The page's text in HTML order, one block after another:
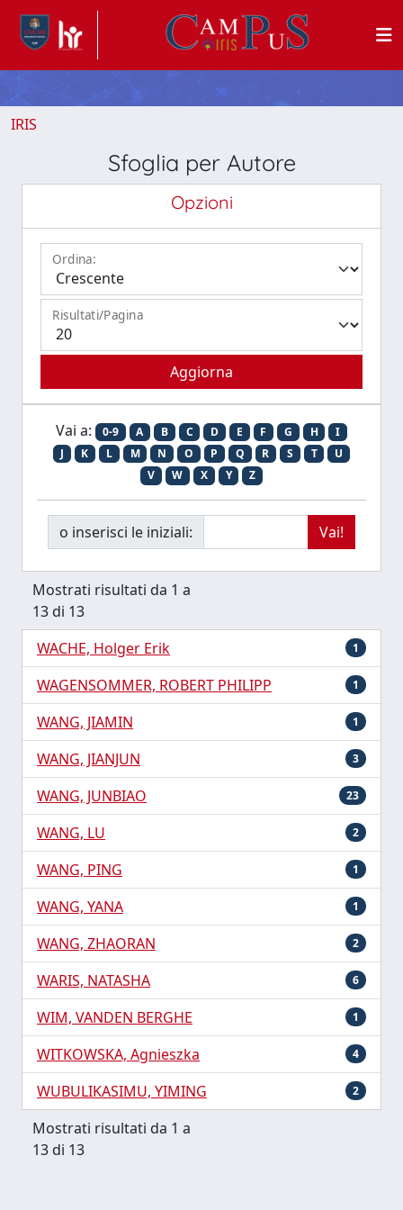
IRIS
Sfoglia per Autore
Opzioni
Ordina:
Risultati/Pagina
Vai a: 0-9 A B C D E F G H
I
J
K L M N O P Q R S T
U
V
W X Y Z
o inserisci le iniziali:
Mostrati risultati da 1 a
13 di 13
WACHE, Holger Erik
1
WAGENSOMMER, ROBERT PHILIPP 1
WANG, JIAMIN 1
WANG, JIANJUN 3
WANG, JUNBIAO 23
WANG, LU 2
WANG, PING 1
WANG, YANA 1
WANG, ZHAORAN 2
WARIS, NATASHA 6
WIM, VANDEN BERGHE 1
WITKOWSKA, Agnieszka 4
WUBULIKASIMU, YIMING 2
Mostrati risultati da 1 a
13 di 13